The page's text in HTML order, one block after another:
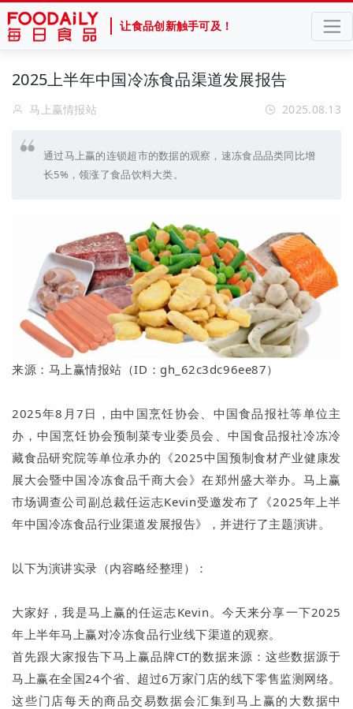
让食品创新触手可及！
2025上半年中国冷冻食品渠道发展报告
马上赢情报站 2025.08.13
通过马上赢的连锁超市的数据的观察，速冻食品品类同比增
长5%，领涨了食品饮料大类。
来源：马上赢情报站（ID：gh_62c3dc96ee87）
2025年8月7日，由中国烹饪协会、中国食品报社等单位主
办，中国烹饪协会预制菜专业委员会、中国食品报社冷冻冷
藏食品研究院等单位承办的《2025中国预制食材产业健康发
展大会暨中国冷冻食品千商大会》在郑州盛大举办。马上赢
市场调查公司副总裁任运志Kevin受邀发布了《2025年上半
年中国冷冻食品行业渠道发展报告》，并进行了主题演讲。
以下为演讲实录（内容略经整理）：
大家好，我是马上赢的任运志Kevin。今天来分享一下2025
年上半年马上赢对冷冻食品行业线下渠道的观察。
首先跟大家报告下马上赢品牌CT的数据来源：这些数据源于
马上赢在全国24个省、超过6万家门店的线下零售监测网络。
这些门店每天的商品交易数据会汇集到马上赢的大数据中